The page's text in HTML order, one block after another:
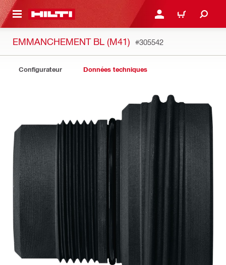
CONTENT CONNEXION OU
PANIER
EMMANCHEMENT BL (M41) #305542
Configurateur Données techniques